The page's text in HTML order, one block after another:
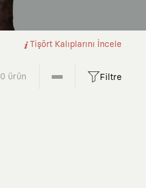
Tişört Kalıplarını İncele
0 ürün Filtre